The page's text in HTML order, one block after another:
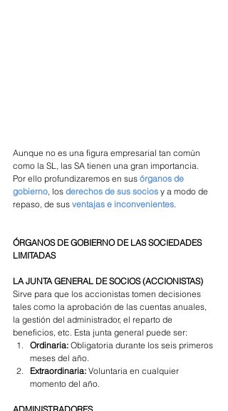
Aunque no es una figura empresarial tan común
como la SL, las SA tienen una gran importancia.
Por ello profundizaremos en sus órganos de
gobierno , los derechos de sus socios y a modo de
repaso, de sus ventajas e inconvenientes
ÓRGANOS DE GOBIERNO DE LAS SOCIEDADES
LIMITADAS
LA JUNTA GENERAL DE SOCIOS (ACCIONISTAS)
Sirve para que los accionistas tomen decisiones
tales como la aprobación de las cuentas anuales,
la gestión del administrador, el reparto de
beneficios, etc. Esta junta general puede ser:
Ordinaria: Obligatoria durante los seis primeros
meses del año.
Extraordinaria: Voluntaria en cualquier
momento del año.